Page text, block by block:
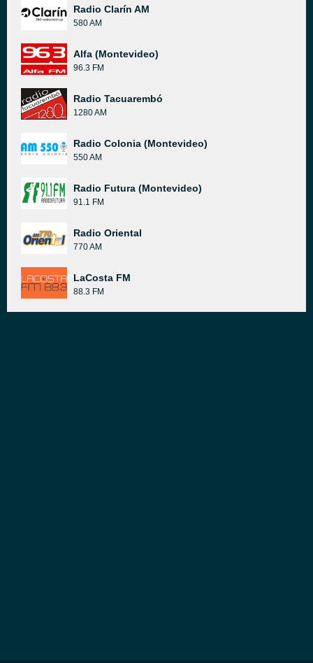
Radio Clarín AM
580 AM
Alfa (Montevideo)
96.3 FM
Radio Tacuarembó
1280 AM
Radio Colonia (Montevideo)
550 AM
Radio Futura (Montevideo)
91.1 FM
Radio Oriental
770 AM
LaCosta FM
88.3 FM